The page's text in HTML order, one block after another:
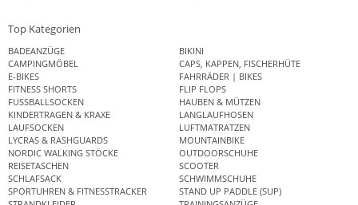
Top Kategorien
BADEANZÜGE
BIKINI
CAMPINGMÖBEL
CAPS, KAPPEN, FISCHERHÜTE
E-BIKES
FAHRRÄDER | BIKES
FITNESS SHORTS
FLIP FLOPS
FUSSBALLSOCKEN
HAUBEN & MÜTZEN
KINDERTRAGEN & KRAXE
LANGLAUFHOSEN
LAUFSOCKEN
LUFTMATRATZEN
LYCRAS & RASHGUARDS
MOUNTAINBIKE
NORDIC WALKING STÖCKE
OUTDOORSCHUHE
REISETASCHEN
SCOOTER
SCHLAFSACK
SCHWIMMSCHUHE
SPORTUHREN & FITNESSTRACKER
STAND UP PADDLE (SUP)